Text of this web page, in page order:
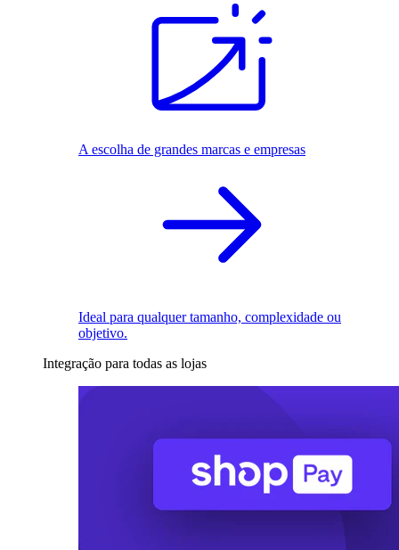
A escolha de grandes marcas e empresas
Ideal para qualquer tamanho, complexidade ou
objetivo.
Integração para todas as lojas